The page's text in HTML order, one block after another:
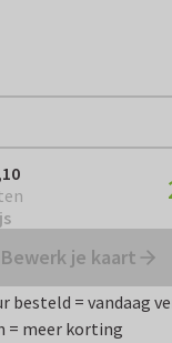
Bewerk je kaart
besteld = vandaag
= meer korting